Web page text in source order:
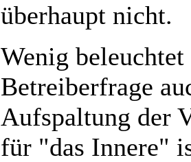
überhaupt nicht.
Wenig
Betreiberfrage
Aufspaltung der
für "das Innere"